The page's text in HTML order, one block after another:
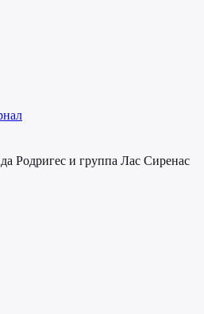
Родригес и группа Лас Сиренас